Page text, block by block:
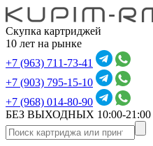
Скупка картриджей
10 лет на рынке
+7 (963) 711-73-41
+7 (903) 795-15-10
+7 (968) 014-80-90
БЕЗ ВЫХОДНЫХ 10:00-21:00